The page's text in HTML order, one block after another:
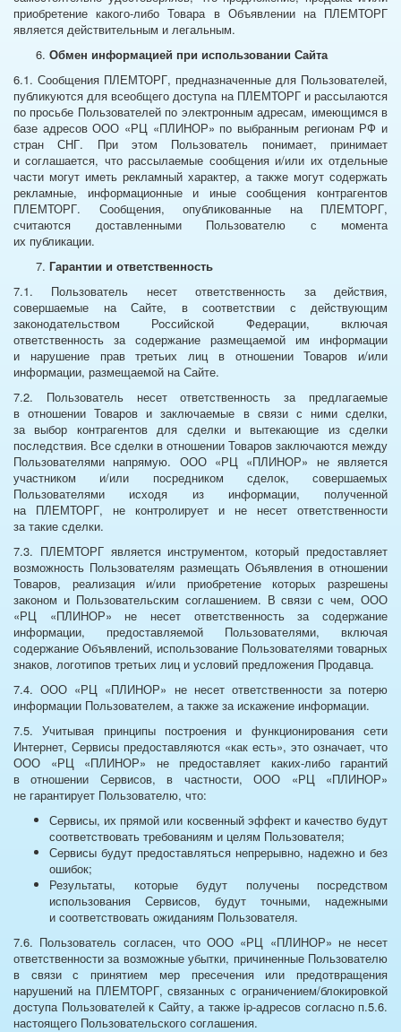
приобретение какого-либо Товара в Объявлении на ПЛЕМТОРГ
является действительным и легальным.
Обмен информацией при использовании Сайта
6.1. Сообщения ПЛЕМТОРГ, предназначенные для Пользователей,
публикуются для всеобщего доступа на ПЛЕМТОРГ и рассылаются
по просьбе Пользователей по электронным адресам, имеющимся в
базе адресов ООО «РЦ «ПЛИНОР» по выбранным регионам РФ и
стран СНГ. При этом Пользователь понимает, принимает
и соглашается, что рассылаемые сообщения и/или их отдельные
части могут иметь рекламный характер, а также могут содержать
рекламные, информационные и иные сообщения контрагентов
ПЛЕМТОРГ. Сообщения, опубликованные на ПЛЕМТОРГ,
считаются доставленными Пользователю с момента
их публикации.
Гарантии и ответственность
7.1. Пользователь несет ответственность за действия,
совершаемые на Сайте, в соответствии с действующим
законодательством Российской Федерации, включая
ответственность за содержание размещаемой им информации
и нарушение прав третьих лиц в отношении Товаров и/или
информации, размещаемой на Сайте.
7.2. Пользователь несет ответственность за предлагаемые
в отношении Товаров и заключаемые в связи с ними сделки,
за выбор контрагентов для сделки и вытекающие из сделки
последствия. Все сделки в отношении Товаров заключаются между
Пользователями напрямую. ООО «РЦ «ПЛИНОР» не является
участником и/или посредником сделок, совершаемых
Пользователями исходя из информации, полученной
на ПЛЕМТОРГ, не контролирует и не несет ответственности
за такие сделки.
7.3. ПЛЕМТОРГ является инструментом, который предоставляет
возможность Пользователям размещать Объявления в отношении
Товаров, реализация и/или приобретение которых разрешены
законом и Пользовательским соглашением. В связи с чем, ООО
«РЦ «ПЛИНОР» не несет ответственность за содержание
информации, предоставляемой Пользователями, включая
содержание Объявлений, использование Пользователями товарных
знаков, логотипов третьих лиц и условий предложения Продавца.
7.4. ООО «РЦ «ПЛИНОР» не несет ответственности за потерю
информации Пользователем, а также за искажение информации.
7.5. Учитывая принципы построения и функционирования сети
Интернет, Сервисы предоставляются «как есть», это означает, что
ООО «РЦ «ПЛИНОР» не предоставляет каких-либо гарантий
в отношении Сервисов, в частности, ООО «РЦ «ПЛИНОР»
не гарантирует Пользователю, что:
Сервисы, их прямой или косвенный эффект и качество будут
соответствовать требованиям и целям Пользователя;
Сервисы будут предоставляться непрерывно, надежно и без
ошибок;
Результаты, которые будут получены посредством
использования Сервисов, будут точными, надежными
и соответствовать ожиданиям Пользователя.
7.6. Пользователь согласен, что ООО «РЦ «ПЛИНОР» не несет
ответственности за возможные убытки, причиненные Пользователю
в связи с принятием мер пресечения или предотвращения
нарушений на ПЛЕМТОРГ, связанных с ограничением/блокировкой
доступа Пользователей к Сайту, а также ip-адресов согласно п.5.6.
настоящего Пользовательского соглашения.